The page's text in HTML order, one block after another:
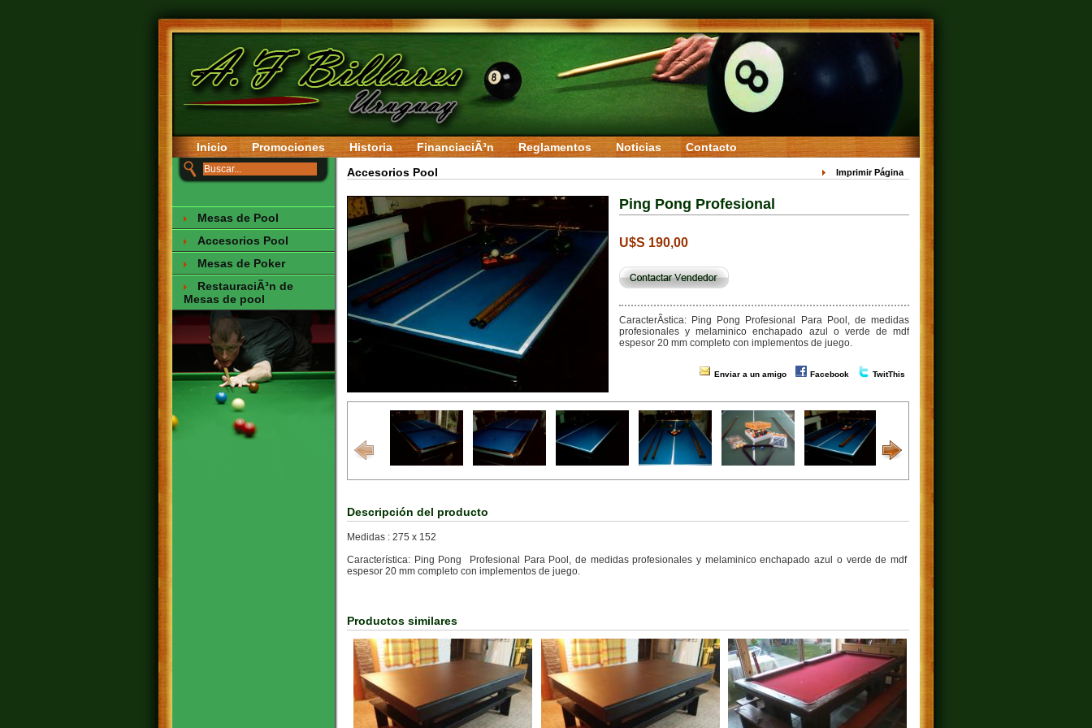
Inicio Promociones Historia FinanciaciÃ³n Reglamentos Noticias Contacto
Mesas de Pool
Accesorios Pool
Mesas de Poker
RestauraciÃ³n de
Mesas de pool
Accesorios Pool
Ping Pong Profesional
U$S 190,00
CaracterÃ­stica: Ping Pong Profesional Para Pool, de medidas
profesionales y melaminico enchapado azul o verde de mdf
espesor 20 mm completo con implementos de juego.
Enviar a un amigo Facebook TwitThis
Imprimir Página
Descripción del producto
Medidas : 275 x 152
Característica: Ping Pong Profesional Para Pool, de medidas profesionales y melaminico enchapado azul o verde de mdf
espesor 20 mm completo con implementos de juego.
Productos similares